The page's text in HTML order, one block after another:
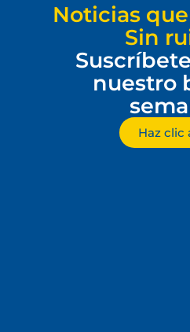
Noticias
Sin
nuestro
Haz clic